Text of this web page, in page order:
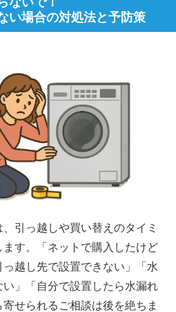
い場合の対処法と予防策
引っ越しや買い替えのタイミ
す。「ネットで購入したけど
越し先で設置できない」「水
」「自分で設置したら水漏れ
せられるご相談は後を絶ちま